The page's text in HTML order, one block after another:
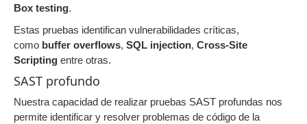
Box testing.
Estas pruebas identifican vulnerabilidades críticas,
como buffer overflows, SQL injection, Cross-Site
Scripting entre otras.
SAST profundo
Nuestra capacidad de realizar pruebas SAST profundas nos
permite identificar y resolver problemas de código de la